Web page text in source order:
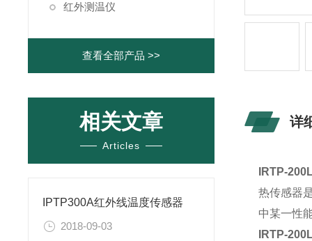
红外测温仪
查看全部产品 >>
相关文章
Articles
IPTP300A红外线温度传感器
2018-09-03
详
IRTP-
热传感器
中某一性
IRTP-